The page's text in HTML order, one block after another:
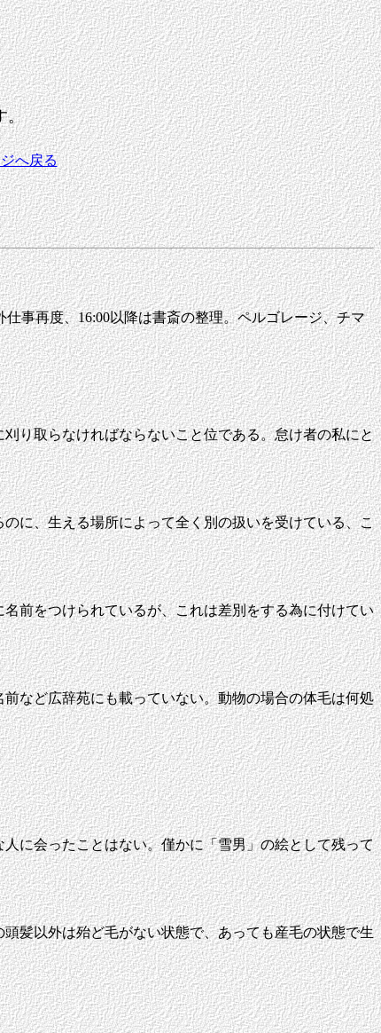
。
へ戻る
事再度、16:00以降は書斎の整理。ペルゴレージ、チマ
り取らなければならないこと位である。怠け者の私にと
に、生える場所によって全く別の扱いを受けている、こ
前をつけられているが、これは差別をする為に付けてい
など広辞苑にも載っていない。動物の場合の体毛は何処
に会ったことはない。僅かに「雪男」の絵として残って
髪以外は殆ど毛がない状態で、あっても産毛の状態で生